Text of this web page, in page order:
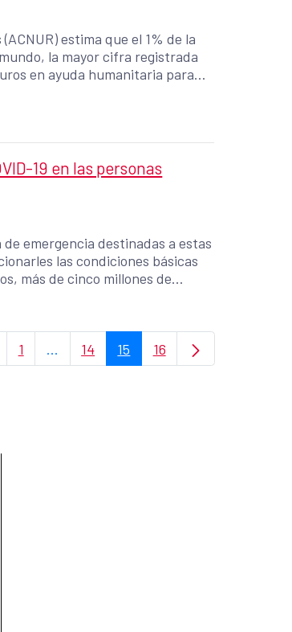
estima que el 1% de la
la mayor cifra registrada
en ayuda humanitaria para
19 en las poblaciones en
19 en las personas
emergencia destinadas a estas
las condiciones básicas
más de cinco millones de
refugiadas y migrantes
Naciones Unidas para los
Migraciones
Page
1 ...Intermediate Pages Use TAB to
Page
14 Page
15 Page
16